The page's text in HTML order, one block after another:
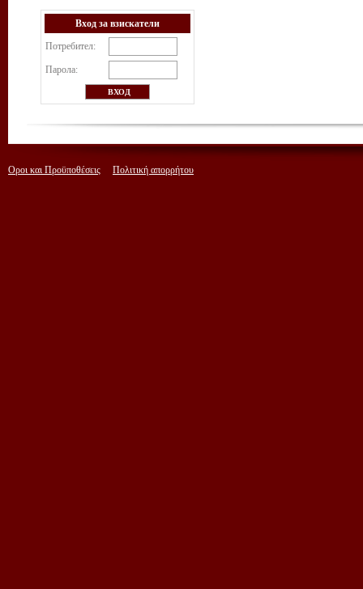
Вход за взискатели
Потребител:
Парола:
Οροι και Προϋποθέσεις Πολιτική απορρήτου